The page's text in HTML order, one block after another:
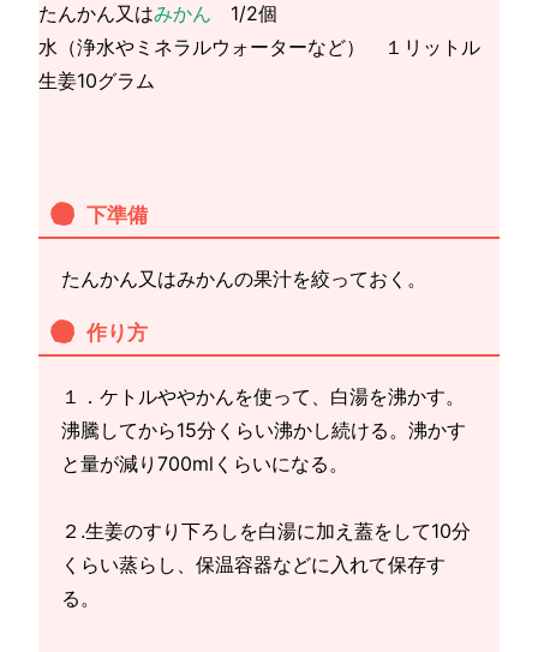
たんかん又はみかん 1/2個
水（浄水やミネラルウォーターなど） １リットル
生姜10グラム
下準備
たんかん又はみかんの果汁を絞っておく。
作り方
１．ケトルややかんを使って、白湯を沸かす。
沸騰してから15分くらい沸かし続ける。沸かす
と量が減り700mlくらいになる。
２.生姜のすり下ろしを白湯に加え蓋をして10分
くらい蒸らし、保温容器などに入れて保存す
る。